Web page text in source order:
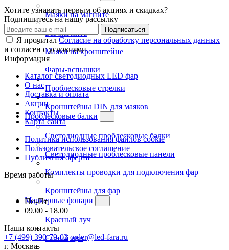
Маяки на магните
Без магнита
Маяки на кронштейне
Фары-вспышки
Проблесковые стрелки
Кронштейны DIN для маяков
Проблесковые балки
Светодиодные проблесковые балки
Светодиодные проблесковые панели
Комплекты проводки для подключения фар
Кронштейны для фар
Маркерные фонари
Красный луч
Синий луч
Хотите узнавать первым об акциях и скидках?
Подпишитесь на нашу рассылку
Подписаться
Я прочитал Согласие на обработку персональных данных
и согласен с условиями
Информация
Каталог светодиодных LED фар
О нас
Доставка и оплата
Акции
Контакты
Карта сайта
Политика использования файлов cookie
Пользовательское соглашение
Публичная оферта
Время работы
Пн-Пт
09.00 - 18.00
Наши контакты
+7 (499) 390-79-02 order@led-fara.ru
г. Москва